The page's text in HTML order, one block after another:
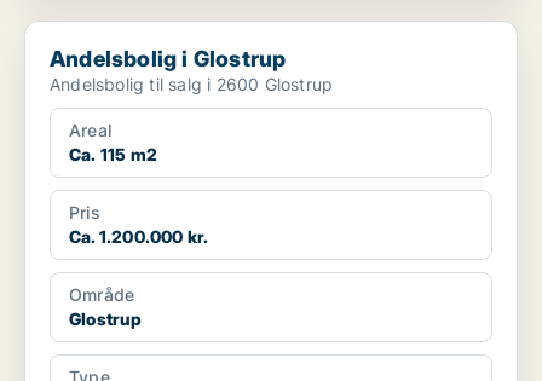
Andelsbolig i Glostrup
Andelsbolig i Glostrup
Andelsbolig til salg i 2600 Glostrup
Areal
Ca. 115 m2
Pris
Ca. 1.200.000 kr.
Område
Glostrup